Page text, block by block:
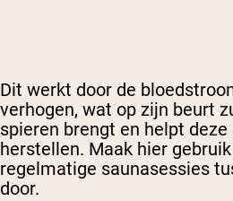
Dit werkt door de
verhogen, wat op zijn beurt
spieren brengt en helpt
herstellen. Maak hier
regelmatige saunasessies
door.